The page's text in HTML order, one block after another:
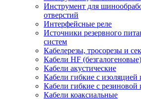
Инструмент для
отверстий
Интерфейсные реле
Источники резервного
систем
Кабелерезы, тросорезы и
Кабели HF
Кабели акустические
Кабели гибкие с изоляцией
Кабели гибкие с резиновой
Кабели коаксиальные